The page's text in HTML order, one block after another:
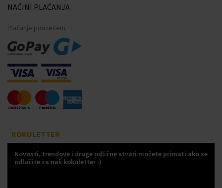
NAČINI PLAĆANJA
Plaćanje pouzećem
KOKULETTER
Novosti, trendove i druge odlične stvari možete primati ako se
odlučite za naš kokuletter :)